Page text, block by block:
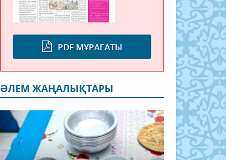
PDF МҰРАҒАТЫ
ӘЛЕМ ЖАҢАЛЫҚТАРЫ